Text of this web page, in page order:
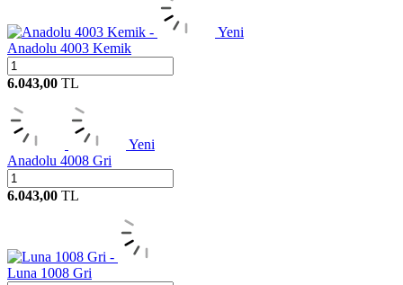
Yeni
Anadolu 4003 Kemik
6.043,00 TL
Yeni
Anadolu 4008 Gri
6.043,00 TL
Luna 1008 Gri